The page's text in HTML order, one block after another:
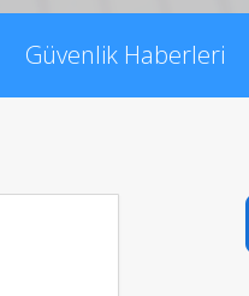
Güvenlik Haberleri